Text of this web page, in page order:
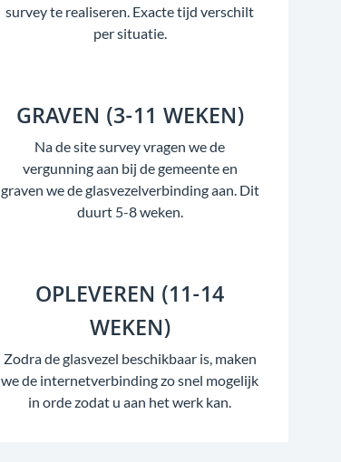
survey te realiseren. Exacte tijd verschilt
per situatie.
GRAVEN (3-11 WEKEN)
Na de site survey vragen we de
vergunning aan bij de gemeente en
graven we de glasvezelverbinding aan. Dit
duurt 5-8 weken.
OPLEVEREN (11-14
WEKEN)
Zodra de glasvezel beschikbaar is, maken
we de internetverbinding zo snel mogelijk
in orde zodat u aan het werk kan.